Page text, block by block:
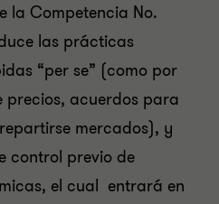
la Competencia No.
las prácticas
“per se” (como por
precios, acuerdos para
mercados), y
control previo de
el cual entrará en